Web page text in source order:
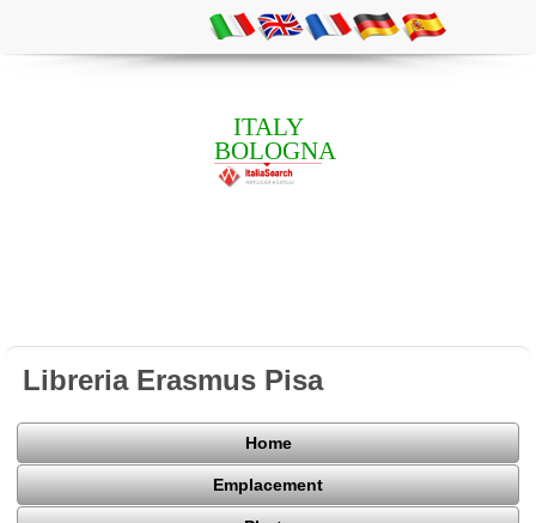
ITALY
BOLOGNA
Libreria Erasmus Pisa
Home
Emplacement